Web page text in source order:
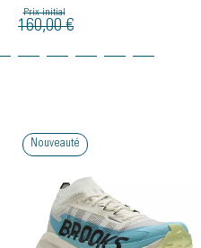
Prix initial
160,00 €
Nouveauté